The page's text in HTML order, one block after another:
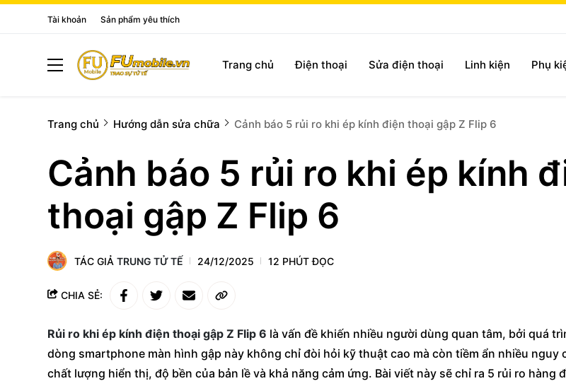
Tài khoản Sản phẩm yêu thích
Trang chủ Điện thoại Sửa điện thoại Linh kiện Phụ
Trang chủ Hướng dẫn sửa chữa Cảnh báo 5 rủi ro khi ép kính điện thoại gập Z Flip 6
Cảnh báo 5 rủi ro khi ép kính
thoại gập Z Flip 6
TÁC GIẢ TRUNG TỬ TẾ 24/12/2025 12 PHÚT ĐỌC
CHIA SẺ:
Rủi ro khi ép kính điện thoại gập Z Flip 6 là vấn đề khiến nhiều người dùng quan tâm, bởi quá
dòng smartphone màn hình gập này không chỉ đòi hỏi kỹ thuật cao mà còn tiềm ẩn nhiều nguy
chất lượng hiển thị, độ bền của bản lề và khả năng cảm ứng. Bài viết này sẽ chỉ ra 5 rủi ro hàng